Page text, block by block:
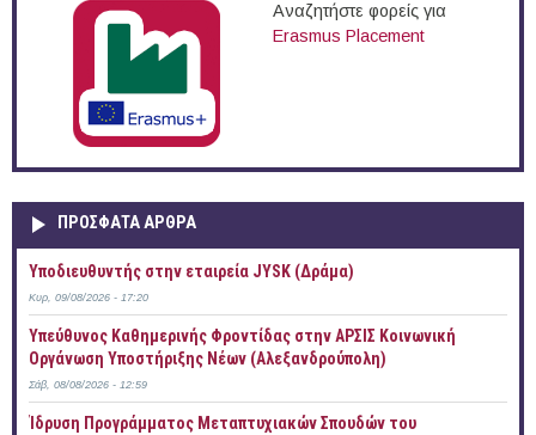
Αναζητήστε φορείς για
Erasmus Placement
ΠΡOΣΦΑΤΑ AΡΘΡΑ
Υποδιευθυντής στην εταιρεία JYSK (Δράμα)
Κυρ, 09/08/2026 - 17:20
Yπεύθυνος Καθημερινής Φροντίδας στην ΑΡΣΙΣ Κοινωνική
Οργάνωση Υποστήριξης Νέων (Αλεξανδρούπολη)
Σάβ, 08/08/2026 - 12:59
Ίδρυση Προγράμματος Μεταπτυχιακών Σπουδών του